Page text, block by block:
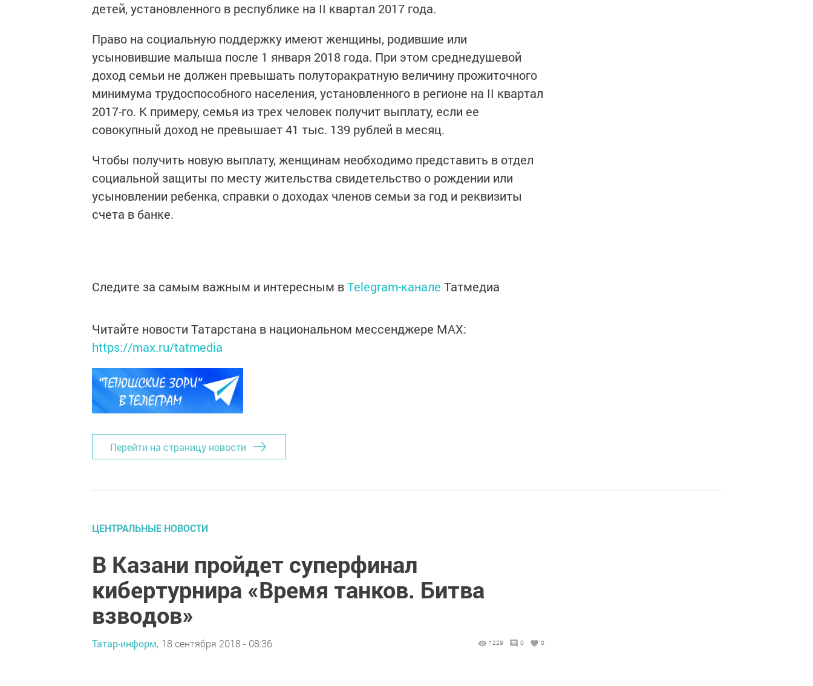
детей, установленного в республике на II квартал 2017 года.
Право на социальную поддержку имеют женщины, родившие или
усыновившие малыша после 1 января 2018 года. При этом среднедушевой
доход семьи не должен превышать полуторакратную величину прожиточного
минимума трудоспособного населения, установленного в регионе на II квартал
2017-го. К примеру, семья из трех человек получит выплату, если ее
совокупный доход не превышает 41 тыс. 139 рублей в месяц.
Чтобы получить новую выплату, женщинам необходимо представить в отдел
социальной защиты по месту жительства свидетельство о рождении или
усыновлении ребенка, справки о доходах членов семьи за год и реквизиты
счета в банке.
Следите за самым важным и интересным вTelegram-канале Татмедиа
Читайте новости Татарстана в национальном мессенджере MАХ:
https://max.ru/tatmedia
Перейти на страницу новости
ЦЕНТРАЛЬНЫЕ НОВОСТИ
В Казани пройдет суперфинал
кибертурнира «Время танков. Битва
взводов»
Татар-информ, 18 сентября 2018 - 08:36 1229 0 0